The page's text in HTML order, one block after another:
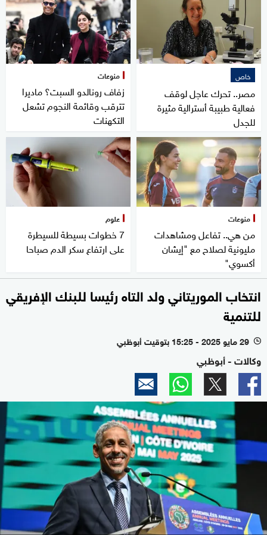
خاص
مصر.. تحرك عاجل لوقف
فعالية طبيبة أسترالية مثيرة
للجدل
منوعات
زفاف رونالدو السبت؟ ماديرا
تترقب وقائمة النجوم تشعل
التكهنات
منوعات
من هي.. تفاعل ومشاهدات
مليونية لصلاح مع "إيشان
أكسوي"
علوم
7 خطوات بسيطة للسيطرة
على ارتفاع سكر الدم صباحا
انتخاب الموريتاني ولد التاه رئيسا للبنك الإفريقي
للتنمية
l 29 مايو 2025 - 15:25 بتوقيت أبوظبي
وكالات - أبوظبي